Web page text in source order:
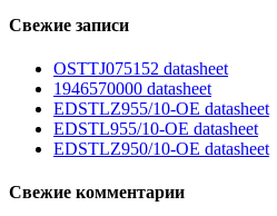
Свежие записи
OSTTJ075152 datasheet
1946570000 datasheet
EDSTLZ955/10-OE datasheet
EDSTL955/10-OE datasheet
EDSTLZ950/10-OE datasheet
Свежие комментарии